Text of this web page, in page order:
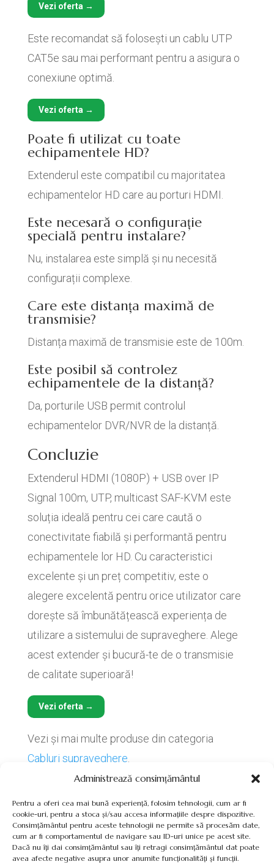
Administrează consimțământul
Pentru a oferi cea mai bună experiență, folosim tehnologii, cum ar fi
cookie-uri, pentru a stoca și/sau accesa informațiile despre dispozitive.
Consimțământul pentru aceste tehnologii ne permite să procesăm date,
cum ar fi comportamentul de navigare sau ID-uri unice pe acest site.
Dacă nu îți dai consimțământul sau îți retragi consimțământul dat poate
avea afecte negative asupra unor anumite funcționalități și funcții.
Vezi oferta →
Este recomandat să folosești un cablu UTP
CAT5e sau mai performant pentru a asigura o
conexiune optimă.
Vezi oferta →
Poate fi utilizat cu toate
echipamentele HD?
Extenderul este compatibil cu majoritatea
echipamentelor HD care au porturi HDMI.
Este necesară o configurație
specială pentru instalare?
Nu, instalarea este simplă și nu necesită
configurații complexe.
Care este distanța maximă de
transmisie?
Distanța maximă de transmisie este de 100m.
Este posibil să controlez
echipamentele de la distanță?
Da, porturile USB permit controlul
echipamentelor DVR/NVR de la distanță.
Concluzie
Extenderul HDMI (1080P) + USB over IP
Signal 100m, UTP, multicast SAF-KVM este
soluția ideală pentru cei care caută o
conectivitate fiabilă și performantă pentru
echipamentele lor HD. Cu caracteristici
excelente și un preț competitiv, este o
alegere excelentă pentru orice utilizator care
dorește să îmbunătățească experiența de
utilizare a sistemului de supraveghere. Alege
acest extender și bucură-te de o transmisie
de calitate superioară!
Vezi oferta →
Vezi și mai multe produse din categoria
Cabluri supraveghere
Termeni, Condiții & Protecția Datelor (GDPR)